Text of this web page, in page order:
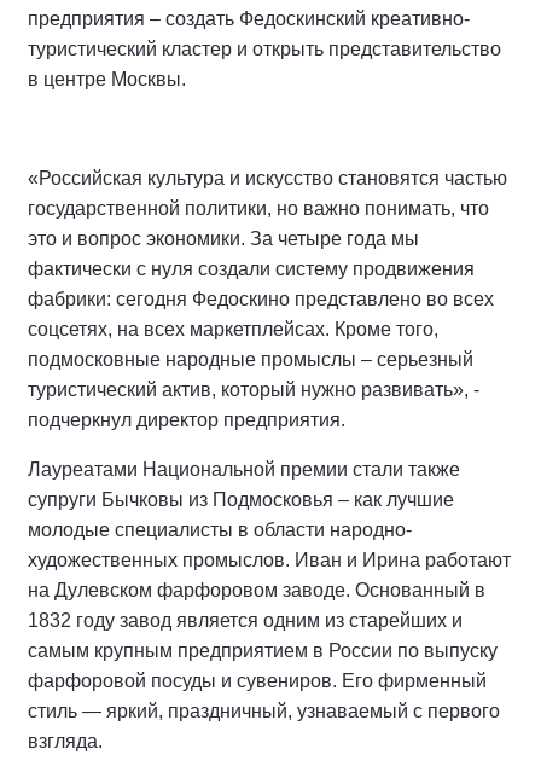
предприятия – создать Федоскинский креативно-
туристический кластер и открыть представительство
в центре Москвы.
«Российская культура и искусство становятся частью
государственной политики, но важно понимать, что
это и вопрос экономики. За четыре года мы
фактически с нуля создали систему продвижения
фабрики: сегодня Федоскино представлено во всех
соцсетях, на всех маркетплейсах. Кроме того,
подмосковные народные промыслы – серьезный
туристический актив, который нужно развивать», -
подчеркнул директор предприятия.
Лауреатами Национальной премии стали также
супруги Бычковы из Подмосковья – как лучшие
молодые специалисты в области народно-
художественных промыслов. Иван и Ирина работают
на Дулевском фарфоровом заводе. Основанный в
1832 году завод является одним из старейших и
самым крупным предприятием в России по выпуску
фарфоровой посуды и сувениров. Его фирменный
стиль — яркий, праздничный, узнаваемый с первого
взгляда.